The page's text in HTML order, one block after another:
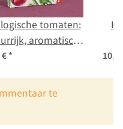
tomaten:
aromatisch
historisch - zaad
*
te